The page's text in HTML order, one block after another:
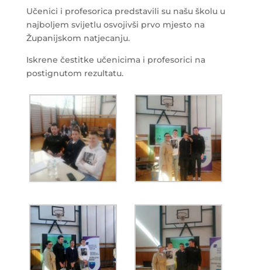
Učenici i profesorica predstavili su našu školu u
najboljem svijetlu osvojivši prvo mjesto na
Županijskom natjecanju.
Iskrene čestitke učenicima i profesorici na
postignutom rezultatu.